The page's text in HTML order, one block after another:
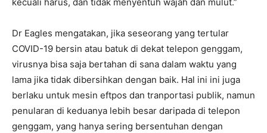
Dr Eagles mengatakan, jika seseorang yang tertular
COVID-19 bersin atau batuk di dekat telepon genggam,
virusnya bisa saja bertahan di sana dalam waktu yang
lama jika tidak dibersihkan dengan baik. Hal ini ini juga
berlaku untuk mesin eftpos dan tranportasi publik, namun
penularan di keduanya lebih besar daripada di telepon
genggam, yang hanya sering bersentuhan dengan